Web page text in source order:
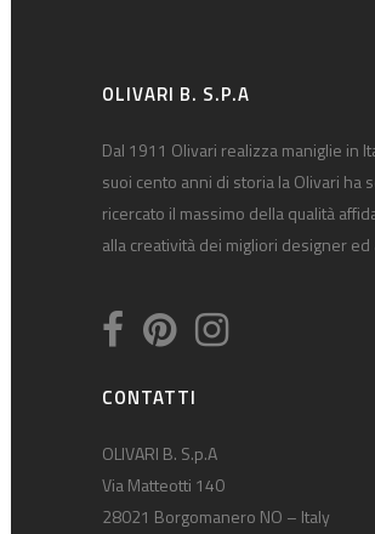
OLIVARI B. S.P.A
Dal 1911 Olivari realizza maniglie in
suoi cento anni di storia la Olivari ha
ricercato il massimo della qualità
alla creatività dei migliori designer ed
CONTATTI
OLIVARI B. S.p.A
Via Matteotti 140
28021 Borgomanero NO – Italy